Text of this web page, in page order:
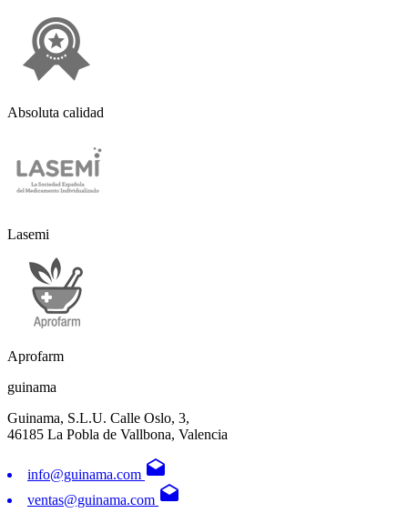
Absoluta calidad
Lasemi
Aprofarm
guinama
Guinama, S.L.U. Calle Oslo, 3,
46185 La Pobla de Vallbona, Valencia
info@guinama.com drafts
ventas@guinama.com drafts